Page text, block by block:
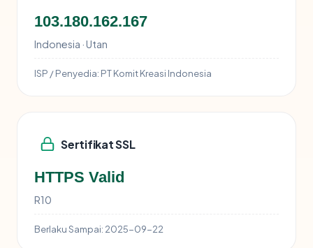
103.180.162.167
Indonesia · Utan
ISP / Penyedia: PT Komit Kreasi Indonesia
Sertifikat SSL
HTTPS Valid
R10
Berlaku Sampai: 2025-09-22